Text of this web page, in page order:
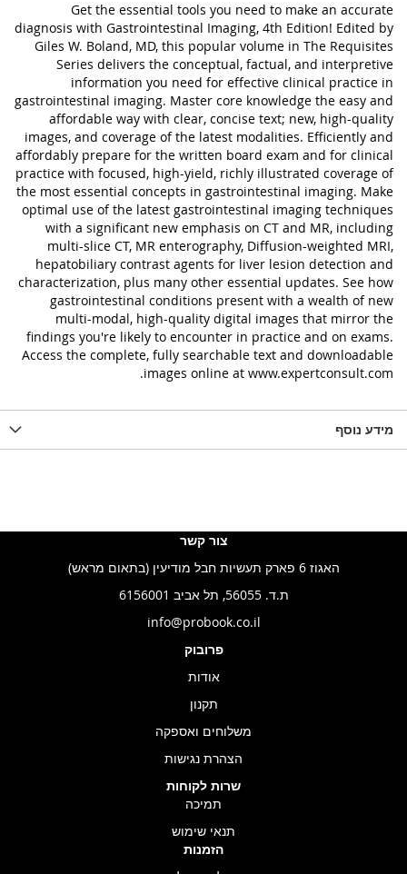
Get the essential tools you need to make an accurate
diagnosis with Gastrointestinal Imaging, 4th Edition! Edited by
Giles W. Boland, MD, this popular volume in The Requisites
Series delivers the conceptual, factual, and interpretive
information you need for effective clinical practice in
gastrointestinal imaging. Master core knowledge the easy and
affordable way with clear, concise text; new, high-quality
images, and coverage of the latest modalities. Efficiently and
affordably prepare for the written board exam and for clinical
practice with focused, high-yield, richly illustrated coverage of
the most essential concepts in gastrointestinal imaging. Make
optimal use of the latest gastrointestinal imaging techniques
with a significant new emphasis on CT and MR, including
multi-slice CT, MR enterography, Diffusion-weighted MRI,
hepatobiliary contrast agents for liver lesion detection and
characterization, plus many other essential updates. See how
gastrointestinal conditions present with a wealth of new
multi-modal, high-quality digital images that mirror the
findings you're likely to encounter in practice and on exams.
Access the complete, fully searchable text and downloadable
images online at www.expertconsult.com.
מידע נוסף
צור קשר
האגוז 6 פארק תעשיות חבל מודיעין (בתאום מראש)
ת.ד. 56055, תל אביב 6156001
info@probook.co.il
פרובוק
אודות
תקנון
משלוחים ואספקה
הצהרת נגישות
שרות לקוחות
תמיכה
תנאי שימוש
הזמנות